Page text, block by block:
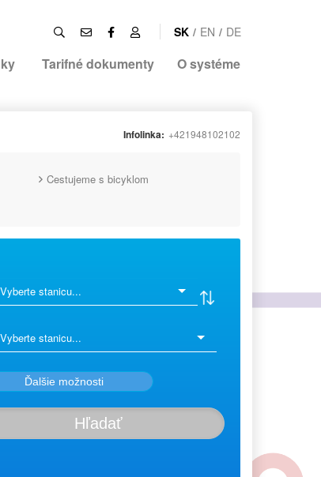
SK / EN / DE
Tarifné dokumenty O systéme
Infolinka: +421948102102
Cestujeme s bicyklom